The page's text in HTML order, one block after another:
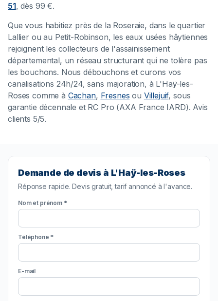
51, dès 99 €.
Que vous habitiez près de la Roseraie, dans le quartier
Lallier ou au Petit-Robinson, les eaux usées hâytiennes
rejoignent les collecteurs de l'assainissement
départemental, un réseau structurant qui ne tolère pas
les bouchons. Nous débouchons et curons vos
canalisations 24h/24, sans majoration, à L'Haÿ-les-
Roses comme à Cachan, Fresnes ou Villejuif, sous
garantie décennale et RC Pro (AXA France IARD). Avis
clients 5/5.
Demande de devis à L'Haÿ-les-Roses
Réponse rapide. Devis gratuit, tarif annoncé à l'avance.
Nom et prénom *
Téléphone *
E-mail